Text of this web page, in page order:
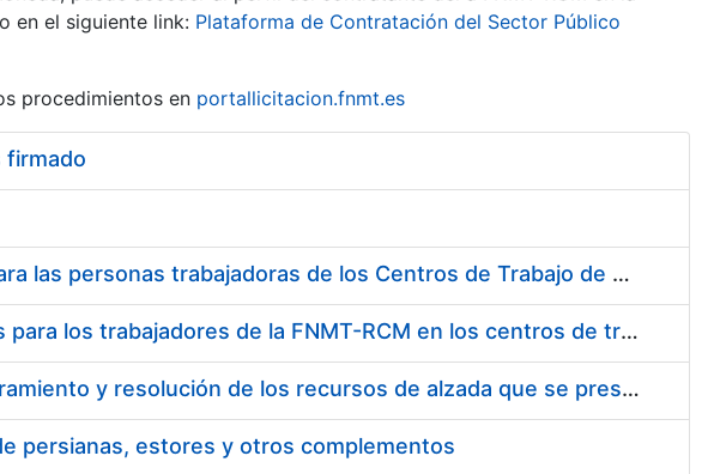
en el siguiente link: Plataforma de Contratación del Sector Público
procedimientos en portallicitacion.fnmt.es
firmado
Suministro de Protectores Auditivos a medida para las personas trabajadoras de los Centros de Trabajo de Madrid y Burgos
Suministro de gafas graduadas antiproyecciones para los trabajadores de la FNMT-RCM en los centros de trabajo de Madrid y Burgos
Servicios de una empresa externa para el asesoramiento y resolución de los recursos de alzada que se presentan relacionados con procesos de selección para la FNMT-RCM
persianas, estores y otros complementos